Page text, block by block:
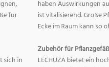
für
sich in
haben Auswirkungen
ist vitalisierend. Große
Ecke im Raum kann so
Zubehör für
LECHUZA bietet ein